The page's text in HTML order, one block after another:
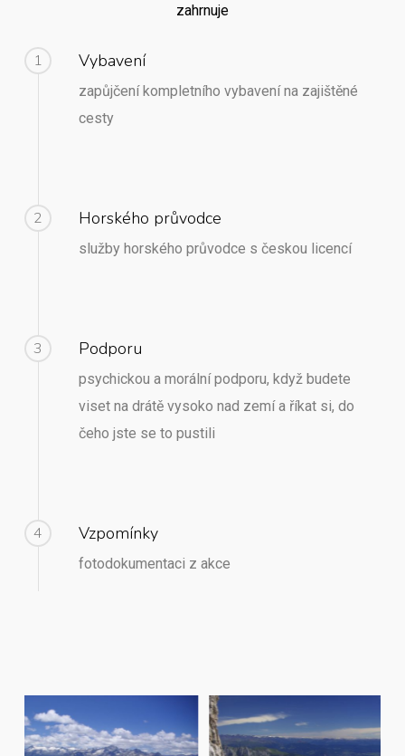
zahrnuje
1 Vybavení
zapůjčení kompletního vybavení na zajištěné
cesty
2 Horského průvodce
služby horského průvodce s českou licencí
3 Podporu
psychickou a morální podporu, když budete
viset na drátě vysoko nad zemí a říkat si, do
čeho jste se to pustili
4 Vzpomínky
fotodokumentaci z akce